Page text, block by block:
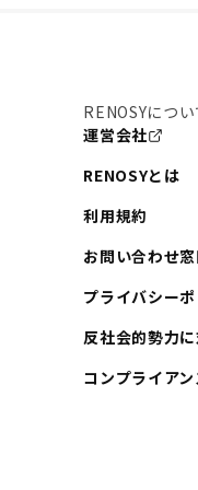
RENOSYについ
運営会社
RENOSYとは
利用規約
お問い合わせ窓
プライバシー
反社会的勢力
コンプライアン